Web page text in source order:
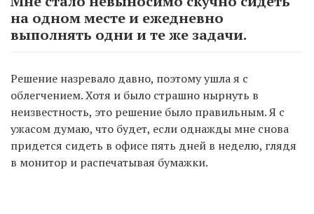
на одном месте и ежедневно
выполнять одни и те же задачи.
Решение назревало давно, поэтому ушла я с
облегчением. Хотя и было страшно нырнуть в
неизвестность, это решение было правильным. Я с
ужасом думаю, что будет, если однажды мне снова
придется сидеть в офисе пять дней в неделю, глядя
в монитор и распечатывая бумажки.